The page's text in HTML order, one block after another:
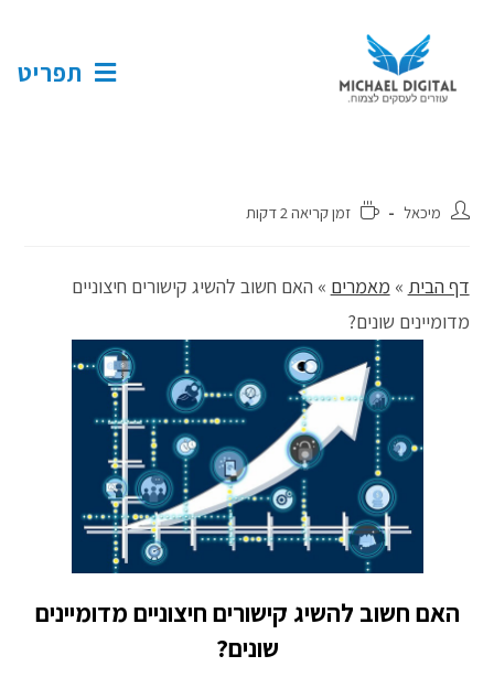
תפריט
מיכאל זמן קריאה 2 דקות
דף הבית » מאמרים » האם חשוב להשיג קישורים חיצוניים
מדומיינים שונים?
האם חשוב להשיג קישורים חיצוניים מדומיינים
שונים?